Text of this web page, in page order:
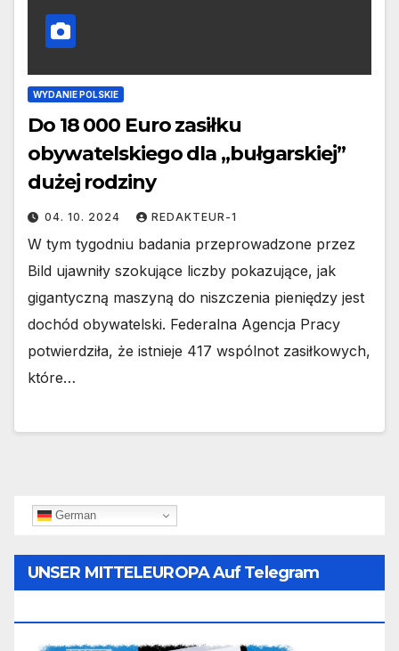
WYDANIE POLSKIE
Do 18 000 Euro zasiłku
obywatelskiego dla „bułgarskiej”
dużej rodziny
04. 10. 2024 REDAKTEUR-1
W tym tygodniu badania przeprowadzone przez
Bild ujawniły szokujące liczby pokazujące, jak
gigantyczną maszyną do niszczenia pieniędzy jest
dochód obywatelski. Federalna Agencja Pracy
potwierdziła, że istnieje 417 wspólnot zasiłkowych,
które…
German
UNSER MITTELEUROPA Auf Telegram